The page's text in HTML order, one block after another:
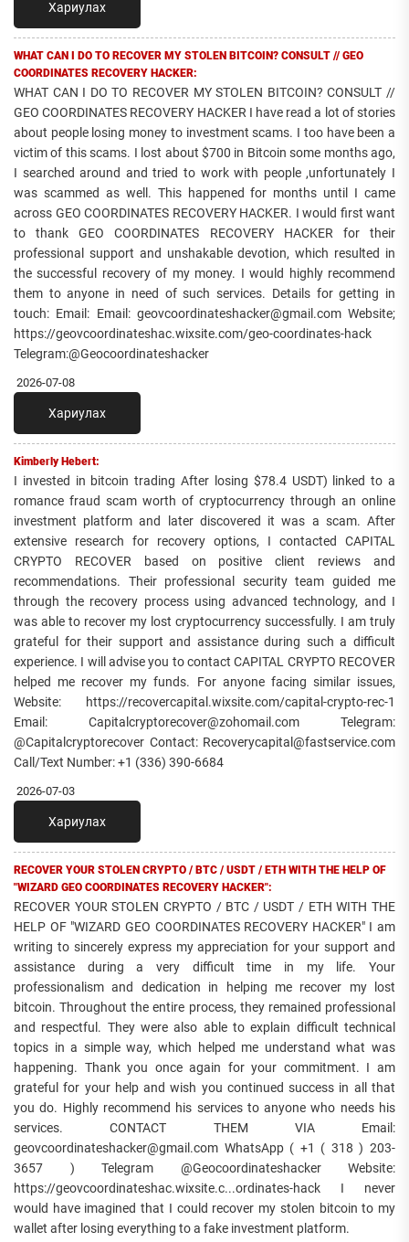
Хариулах
WHAT CAN I DO TO RECOVER MY STOLEN BITCOIN? CONSULT // GEO
COORDINATES RECOVERY HACKER:
WHAT CAN I DO TO RECOVER MY STOLEN BITCOIN? CONSULT //
GEO COORDINATES RECOVERY HACKER I have read a lot of stories
about people losing money to investment scams. I too have been a
victim of this scams. I lost about $700 in Bitcoin some months ago,
I searched around and tried to work with people ,unfortunately I
was scammed as well. This happened for months until I came
across GEO COORDINATES RECOVERY HACKER. I would first want
to thank GEO COORDINATES RECOVERY HACKER for their
professional support and unshakable devotion, which resulted in
the successful recovery of my money. I would highly recommend
them to anyone in need of such services. Details for getting in
touch: Email: Email: geovcoordinateshacker@gmail.com Website;
https://geovcoordinateshac.wixsite.com/geo-coordinates-hack
Telegram:@Geocoordinateshacker
2026-07-08
Хариулах
Kimberly Hebert:
I invested in bitcoin trading After losing $78.4 USDT) linked to a
romance fraud scam worth of cryptocurrency through an online
investment platform and later discovered it was a scam. After
extensive research for recovery options, I contacted CAPITAL
CRYPTO RECOVER based on positive client reviews and
recommendations. Their professional security team guided me
through the recovery process using advanced technology, and I
was able to recover my lost cryptocurrency successfully. I am truly
grateful for their support and assistance during such a difficult
experience. I will advise you to contact CAPITAL CRYPTO RECOVER
helped me recover my funds. For anyone facing similar issues,
Website: https://recovercapital.wixsite.com/capital-crypto-rec-1
Email: Capitalcryptorecover@zohomail.com Telegram:
@Capitalcryptorecover Contact: Recoverycapital@fastservice.com
Call/Text Number: +1 (336) 390-6684
2026-07-03
Хариулах
RECOVER YOUR STOLEN CRYPTO / BTC / USDT / ETH WITH THE HELP OF
"WIZARD GEO COORDINATES RECOVERY HACKER":
RECOVER YOUR STOLEN CRYPTO / BTC / USDT / ETH WITH THE
HELP OF "WIZARD GEO COORDINATES RECOVERY HACKER" I am
writing to sincerely express my appreciation for your support and
assistance during a very difficult time in my life. Your
professionalism and dedication in helping me recover my lost
bitcoin. Throughout the entire process, they remained professional
and respectful. They were also able to explain difficult technical
topics in a simple way, which helped me understand what was
happening. Thank you once again for your commitment. I am
grateful for your help and wish you continued success in all that
you do. Highly recommend his services to anyone who needs his
services. CONTACT THEM VIA Email:
geovcoordinateshacker@gmail.com WhatsApp ( +1 ( 318 ) 203-
3657 ) Telegram @Geocoordinateshacker Website:
https://geovcoordinateshac.wixsite.c...ordinates-hack I never
would have imagined that I could recover my stolen bitcoin to my
wallet after losing everything to a fake investment platform.